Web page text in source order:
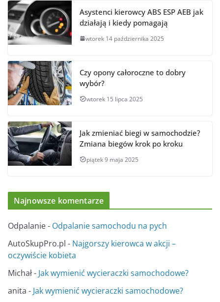
Asystenci kierowcy ABS ESP AEB jak
działają i kiedy pomagają
wtorek 14 października 2025
Czy opony całoroczne to dobry
wybór?
wtorek 15 lipca 2025
Jak zmieniać biegi w samochodzie?
Zmiana biegów krok po kroku
piątek 9 maja 2025
Najnowsze komentarze
Odpalanie- Odpalanie samochodu na pych
AutoSkupPro.pl - Najgorszy kierowca w akcji –
oczywiście kobieta
Michał- Jak wymienić wycieraczki samochodowe?
anita - Jak wymienić wycieraczki samochodowe?